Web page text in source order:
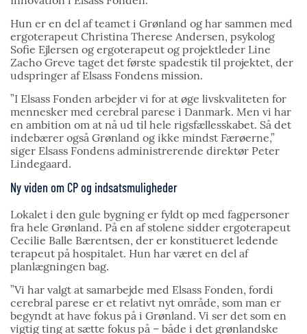
Hun er en del af teamet i Grønland og har sammen med
ergoterapeut Christina Therese Andersen, psykolog
Sofie Ejlersen og ergoterapeut og projektleder Line
Zacho Greve taget det første spadestik til projektet, der
udspringer af Elsass Fondens mission.
”I Elsass Fonden arbejder vi for at øge livskvaliteten for
mennesker med cerebral parese i Danmark. Men vi har
en ambition om at nå ud til hele rigsfællesskabet. Så det
indebærer også Grønland og ikke mindst Færøerne,”
siger Elsass Fondens administrerende direktør Peter
Lindegaard.
Ny viden om CP og indsatsmuligheder
Lokalet i den gule bygning er fyldt op med fagpersoner
fra hele Grønland. På en af stolene sidder ergoterapeut
Cecilie Balle Bærentsen, der er konstitueret ledende
terapeut på hospitalet. Hun har været en del af
planlægningen bag.
”Vi har valgt at samarbejde med Elsass Fonden, fordi
cerebral parese er et relativt nyt område, som man er
begyndt at have fokus på i Grønland. Vi ser det som en
vigtig ting at sætte fokus på – både i det grønlandske